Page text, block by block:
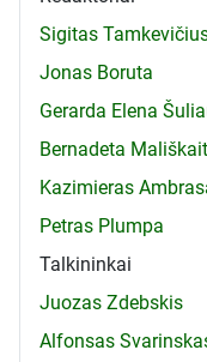
Sigitas
Jonas Boruta
Gerarda Elena
Bernadeta
Kazimieras
Petras Plumpa
Talkininkai
Juozas Zdebskis
Alfonsas